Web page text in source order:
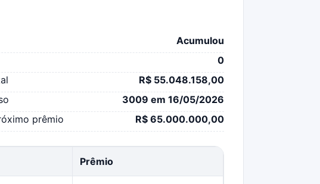
Acumulou
0
R$ 55.048.158,00
3009 em 16/05/2026
prêmio
R$ 65.000.000,00
Prêmio